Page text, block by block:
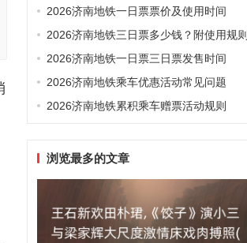
2026济南地铁一日票票价及使用时间
2026济南地铁三日票多少钱？附使用规则
2026济南地铁一日票三日票发售时间
2026济南地铁乘车优惠活动常见问题
2026济南地铁累积乘车赠票活动规则
浏览最多的文章